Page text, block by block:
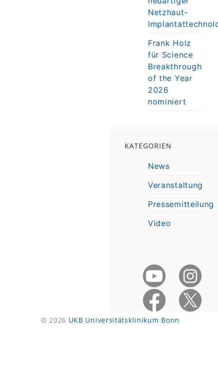
Netzhaut-
Frank Holz
für Science
Breakthrough
of the Year
2026
nominiert
KATEGORIEN
News
Veranstaltung
Pressemitteilung
Video
© 2026 UKB Universitätsklinikum Bonn